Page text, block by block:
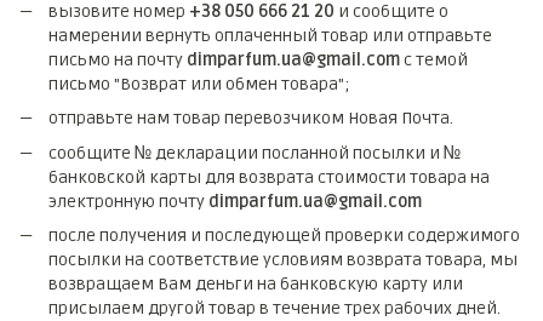
вызовите номер +38 050 666 21 20 и сообщите о
намерении вернуть оплаченный товар или отправьте
письмо на почту dimparfum.ua@gmail.comс темой
письмо "Возврат или обмен товара";
отправьте нам товар перевозчиком Новая Почта.
сообщите № декларации посланной посылки и №
банковской карты для возврата стоимости товара на
электронную почту dimparfum.ua@gmail.com
после получения и последующей проверки содержимого
посылки на соответствие условиям возврата товара, мы
возвращаем Вам деньги на банковскую карту или
присылаем другой товар в течение трех рабочих дней.